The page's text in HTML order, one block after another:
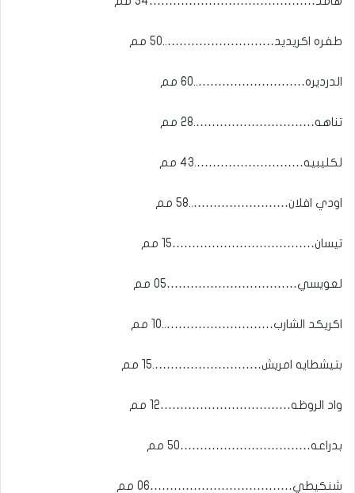
طفره اكريديد………………………..50 مم
الدرديره………………………..60 مم
تناهه………………………….28 مم
لكليبيه……………………….43 مم
اودي افلان……………………..58 مم
تيسان………………………………15 مم
لعويسي……………………………05 مم
اكريكد الشارب………………………..10 مم
بتيشطايه امريش……………………….15 مم
واد الروظه……………………………12 مم
بدراعه……………………………50 مم
شنكيطي………………………………06 مم